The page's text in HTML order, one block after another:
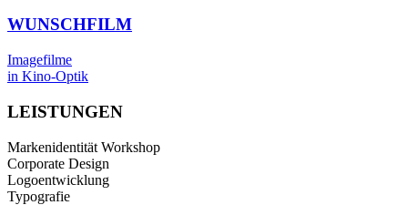
WUNSCHFILM
Imagefilme
in Kino-Optik
LEISTUNGEN
Markenidentität Workshop
Corporate Design
Logoentwicklung
Typografie